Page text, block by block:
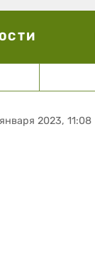
2023, 11:08